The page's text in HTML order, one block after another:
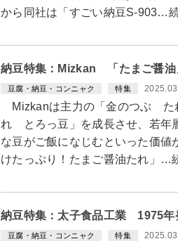
から同社は「すごい納豆S-903…
納豆特集：Mizkan 「たまご醤油
豆腐・納豆・コンニャク 特集
Mizkanは主力の「金のつぶ た
れ とろっ豆」を成長させ、若年
な豆がご飯になじむといった価
けたっぷり！たまご醤油たれ」…
納豆特集：太子食品工業 1975年
豆腐・納豆・コンニャク 特集